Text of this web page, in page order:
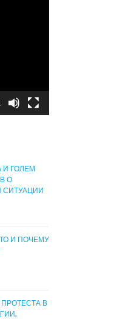
И ГОЛЕМ
О
СИТУАЦИИ
И ПОЧЕМУ
В